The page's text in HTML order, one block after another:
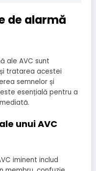
de alarmă
ale AVC sunt
tratarea acestei
semnelor și
esențială pentru a
unui AVC
iminent includ